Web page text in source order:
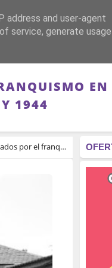
MEMORIA
EN
1944
de la Almudena entre 1939 y 1944
address and user-agent
service, generate usage